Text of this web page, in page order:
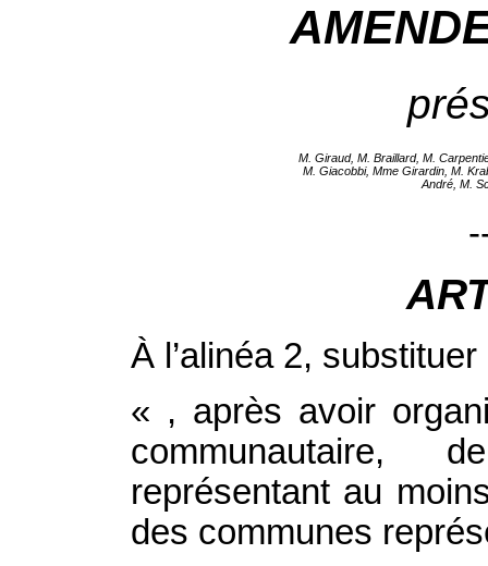
M. Giraud, M. Braillard, M.
M. Giacobbi, Mme Girardin, M.
André, M.
À l’alinéa 2,
« , après avoir
communautaire,
représentant au
des communes